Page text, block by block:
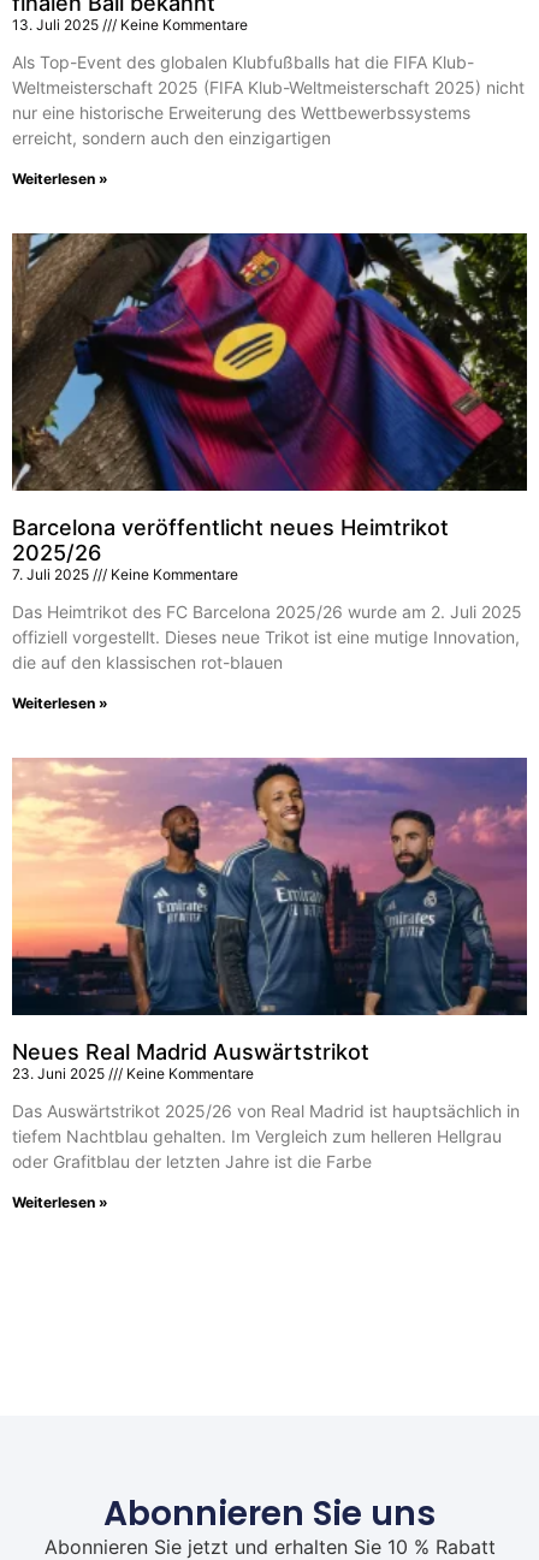
13. Juli 2025 Keine Kommentare
Als Top-Event des globalen Klubfußballs hat die FIFA Klub-
Weltmeisterschaft 2025 (FIFA Klub-Weltmeisterschaft 2025) nicht
nur eine historische Erweiterung des Wettbewerbssystems
erreicht, sondern auch den einzigartigen
Weiterlesen »
Barcelona veröffentlicht neues Heimtrikot
2025/26
7. Juli 2025 Keine Kommentare
Das Heimtrikot des FC Barcelona 2025/26 wurde am 2. Juli 2025
offiziell vorgestellt. Dieses neue Trikot ist eine mutige Innovation,
die auf den klassischen rot-blauen
Weiterlesen »
Neues Real Madrid Auswärtstrikot
23. Juni 2025 Keine Kommentare
Das Auswärtstrikot 2025/26 von Real Madrid ist hauptsächlich in
tiefem Nachtblau gehalten. Im Vergleich zum helleren Hellgrau
oder Grafitblau der letzten Jahre ist die Farbe
Weiterlesen »
Abonnieren Sie uns
Abonnieren Sie jetzt und erhalten Sie 10 % Rabatt